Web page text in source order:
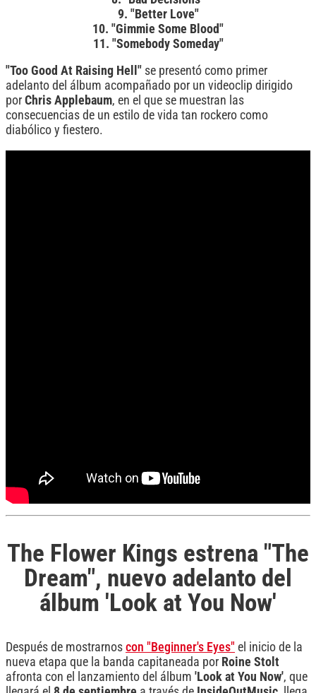
9. "Better Love"
10. "Gimmie Some Blood"
11. "Somebody Someday"
"Too Good At Raising Hell" se presentó como primer
adelanto del álbum acompañado por un videoclip dirigido
por Chris Applebaum, en el que se muestran las
consecuencias de un estilo de vida tan rockero como
diabólico y fiestero.
The Flower Kings estrena "The
Dream", nuevo adelanto del
álbum 'Look at You Now'
Después de mostrarnos con "Beginner's Eyes" el inicio de la
nueva etapa que la banda capitaneada por Roine Stolt
afronta con el lanzamiento del álbum 'Look at You Now', que